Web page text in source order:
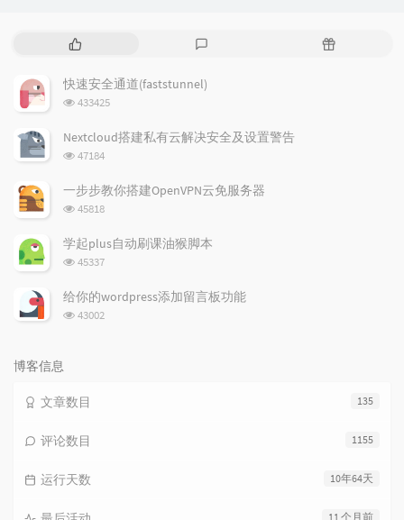
热
文
章
随
快速安全通道(faststunnel)
浏
次
433425
Nextcloud搭建私有云解决安全及设置警告
浏
次
数:
47184
一步步教你搭建OpenVPN云免服务器
浏
次
数:
45818
学起plus自动刷课油猴脚本
浏
次
数:
45337
给你的wordpress添加留言板功能
浏
43002
博客信息
135
文章数目
1155
评论数目
10年64天
运行天数
11 个月前